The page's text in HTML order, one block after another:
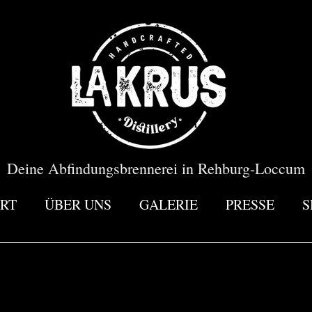
Deine Abfindungsbrennerei in Rehburg-Loccum
ÜBER UNS GALERIE PRESSE